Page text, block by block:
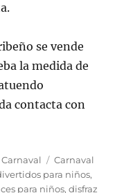
se vende
la medida de
contacta con
Categorías
Carnaval Etiquetas
Carnaval
para niños,
para niños,disfraz